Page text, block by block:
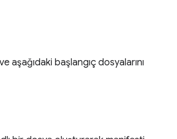
aşağıdaki başlangıç dosyalarını